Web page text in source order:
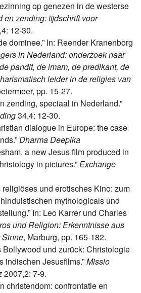
op genezen in de westerse
en zending: tijdschrift voor
12-30.
dominee.” In: Reender Kranenborg
in Nederland: onderzoek naar
pandit, de imam, de predikant, de
leider in de religies van
pp. 15-27.
zending, speciaal in Nederland.”
34,4: 12-30.
dialogue in Europe: the case
Dharma Deepika
a new Jesus film produced in
in pictures.”Exchange
religiöses und erotisches Kino: zum
mythologicals und
In: Leo Karrer und Charles
und Religion: Erkenntnisse aus
Sinne, Marburg, pp. 165-182.
Bollywood und zurück: Christologie
indischen Jesusfilms.”Missio
2007,2: 7-9.
christendom: confrontatie en